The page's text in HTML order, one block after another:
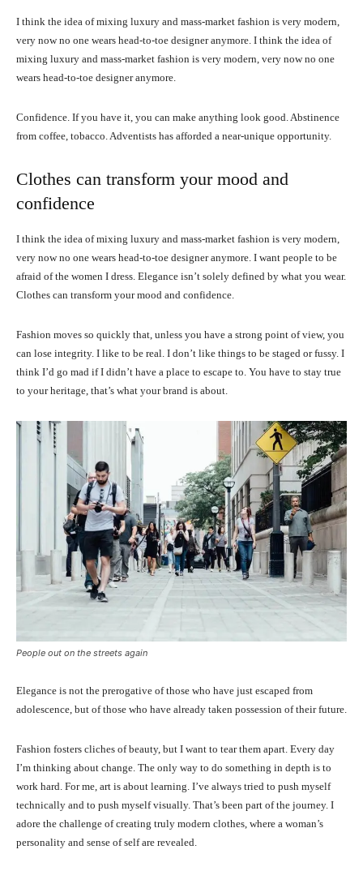
I think the idea of mixing luxury and mass-market fashion is very modern,
very now no one wears head-to-toe designer anymore. I think the idea of
mixing luxury and mass-market fashion is very modern, very now no one
wears head-to-toe designer anymore.
Confidence. If you have it, you can make anything look good. Abstinence
from coffee, tobacco. Adventists has afforded a near-unique opportunity.
Clothes can transform your mood and
confidence
I think the idea of mixing luxury and mass-market fashion is very modern,
very now no one wears head-to-toe designer anymore. I want people to be
afraid of the women I dress. Elegance isn’t solely defined by what you wear.
Clothes can transform your mood and confidence.
Fashion moves so quickly that, unless you have a strong point of view, you
can lose integrity. I like to be real. I don’t like things to be staged or fussy. I
think I’d go mad if I didn’t have a place to escape to. You have to stay true
to your heritage, that’s what your brand is about.
People out on the streets again
Elegance is not the prerogative of those who have just escaped from
adolescence, but of those who have already taken possession of their future.
Fashion fosters cliches of beauty, but I want to tear them apart. Every day
I’m thinking about change. The only way to do something in depth is to
work hard. For me, art is about learning. I’ve always tried to push myself
technically and to push myself visually. That’s been part of the journey. I
adore the challenge of creating truly modern clothes, where a woman’s
personality and sense of self are revealed.